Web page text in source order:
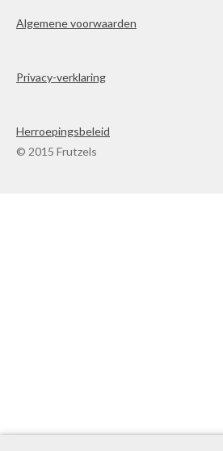
Algemene voorwaarden
Privacy-verklaring
Herroepingsbeleid
© 2015 Frutzels